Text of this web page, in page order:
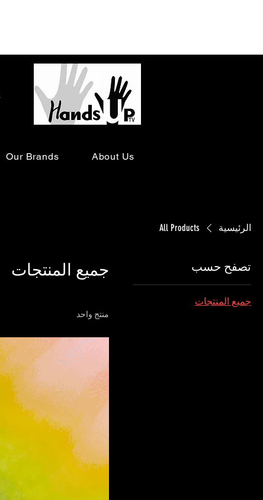
Our Brands About Us
الرئيسية All Products
تصفح حسب
جميع المنتجات
جميع المنتجات
منتج واحد